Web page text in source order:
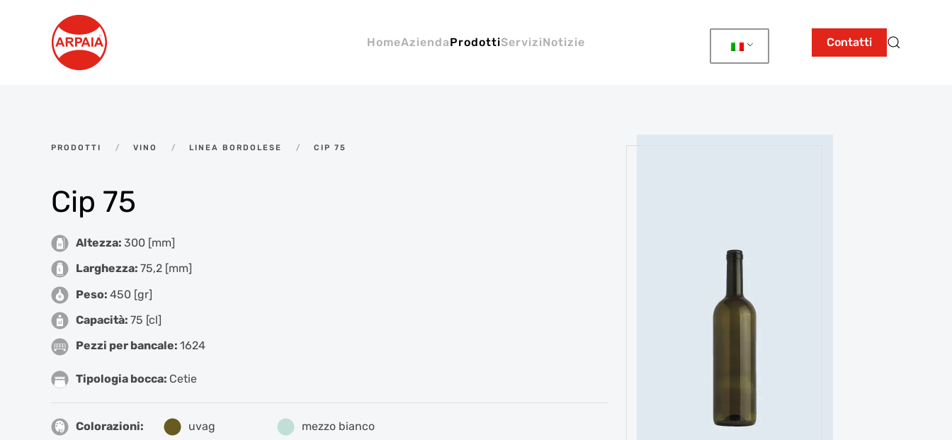
Skip to main content
HomeAziendaProdottiServiziNotizie Contatti
PRODOTTI VINO LINEA BORDOLESE CIP 75
Cip 75
Altezza: 300 [mm]
Larghezza: 75,2 [mm]
Peso: 450 [gr]
Capacità: 75 [cl]
Pezzi per bancale: 1624
Tipologia bocca: Cetie
Colorazioni: uvag mezzo bianco